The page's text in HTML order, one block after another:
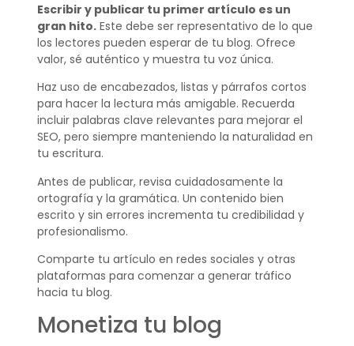
Escribir y publicar tu primer artículo es un
gran hito.Este debe ser representativo de lo que
los lectores pueden esperar de tu blog. Ofrece
valor, sé auténtico y muestra tu voz única.
Haz uso de encabezados, listas y párrafos cortos
para hacer la lectura más amigable. Recuerda
incluir palabras clave relevantes para mejorar el
SEO, pero siempre manteniendo la naturalidad en
tu escritura.
Antes de publicar, revisa cuidadosamente la
ortografía y la gramática. Un contenido bien
escrito y sin errores incrementa tu credibilidad y
profesionalismo.
Comparte tu artículo en redes sociales y otras
plataformas para comenzar a generar tráfico
hacia tu blog.
Monetiza tu blog